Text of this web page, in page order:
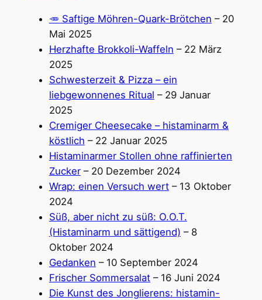
🥕 Saftige Möhren-Quark-Brötchen – 20
Mai 2025
Herzhafte Brokkoli-Waffeln – 22 März
2025
Schwesterzeit & Pizza – ein
liebgewonnenes Ritual – 29 Januar
2025
Cremiger Cheesecake – histaminarm &
köstlich – 22 Januar 2025
Histaminarmer Stollen ohne raffinierten
Zucker– 20 Dezember 2024
Wrap: einen Versuch wert– 13 Oktober
2024
Süß, aber nicht zu süß: O.O.T.
(Histaminarm und sättigend) – 8
Oktober 2024
Gedanken – 10 September 2024
Frischer Sommersalat– 16 Juni 2024
Die Kunst des Jonglierens: histamin-